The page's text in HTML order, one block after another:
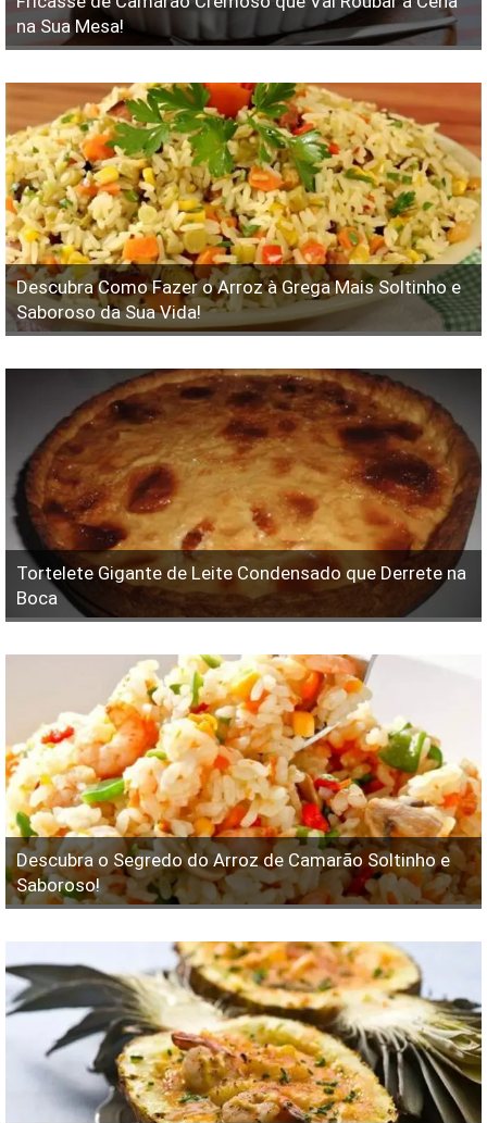
na Sua Mesa!
Descubra Como Fazer o Arroz à Grega Mais Soltinho e
Saboroso da Sua Vida!
Tortelete Gigante de Leite Condensado que Derrete na
Boca
Descubra o Segredo do Arroz de Camarão Soltinho e
Saboroso!